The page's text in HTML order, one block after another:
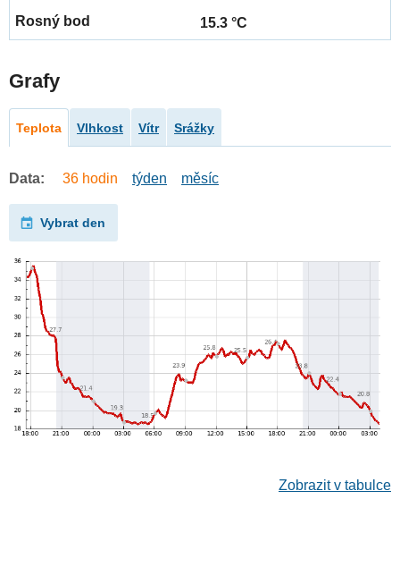
15.3 °C
Grafy
Teplota Vlhkost Vítr Srážky
Data: 36 hodin týden měsíc
Vybrat den
Zobrazit v tabulce